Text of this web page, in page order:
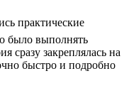
практические
было выполнять
сразу закреплялась на
быстро и подробно